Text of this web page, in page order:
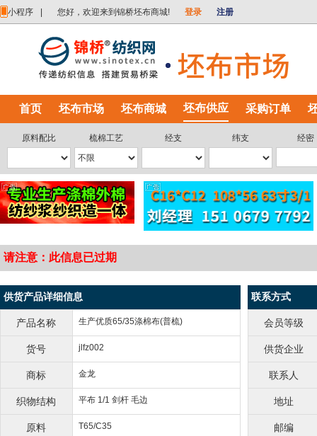
小程序 您好，欢迎来到锦桥坯布商城! 登录 注册
首页 坯布市场 坯布商城 坯布供应 采购订单
原料配比 梳棉工艺 经支 纬支 经密
请注意：此信息已过期
供货产品详细信息
产品名称 生产优质65/35涤棉布(普梳)
货号 jlfz002
商标 金龙
织物结构 平布 1/1 剑杆 毛边
原料 T65/C35
联系方式
会员等级
供货企业
联系人
地址
邮编